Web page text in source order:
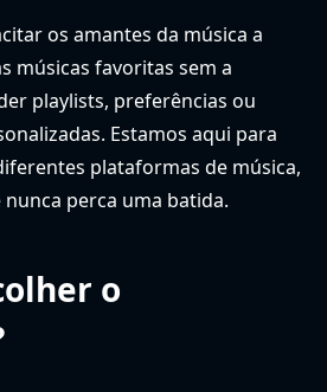
os amantes da música a
músicas favoritas sem a
playlists, preferências ou
Estamos aqui para
plataformas de música,
perca uma batida.
o